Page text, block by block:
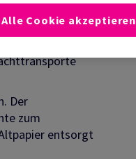
und einfacher
von 15 kg. Er
Der
zum
entsorgt
Alle Cookie akzeptieren